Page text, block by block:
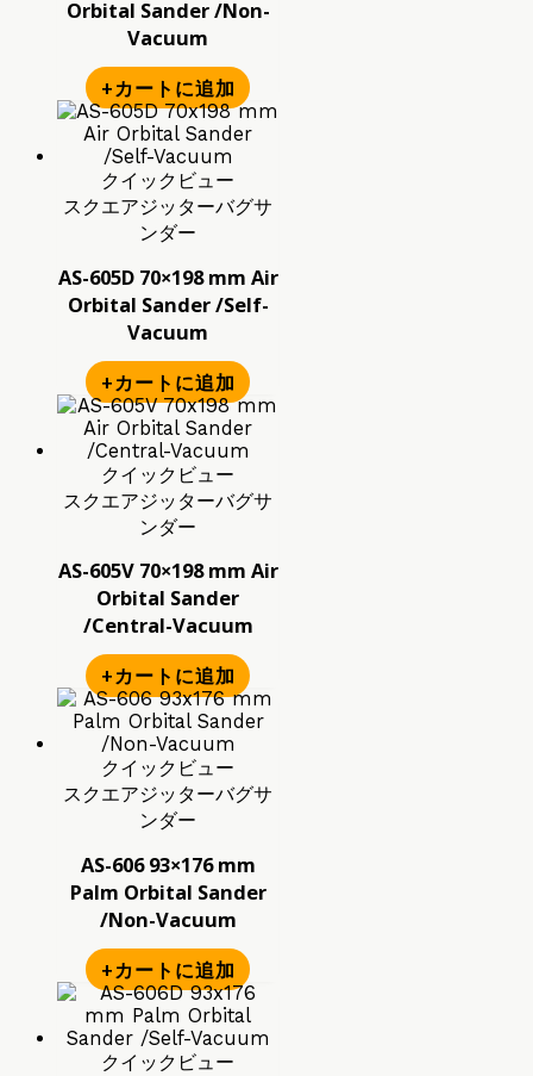
Orbital Sander /Non-
Vacuum
+カートに追加
クイックビュー
スクエアジッターバグサ
ンダー
AS-605D 70×198 mm Air
Orbital Sander /Self-
Vacuum
+カートに追加
クイックビュー
スクエアジッターバグサ
ンダー
AS-605V 70×198 mm Air
Orbital Sander
/Central-Vacuum
+カートに追加
クイックビュー
スクエアジッターバグサ
ンダー
AS-606 93×176 mm
Palm Orbital Sander
/Non-Vacuum
+カートに追加
クイックビュー